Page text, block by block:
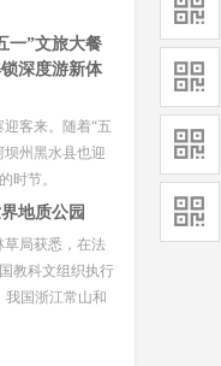
一”文旅大餐
深度游新体
客来。随着“五
坝州黑水县也迎
时节。
地质公园
草局获悉，在法
教科文组织执行
我国浙江常山和